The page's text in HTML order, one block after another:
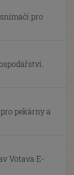
pro
pekárny a
Votava E-